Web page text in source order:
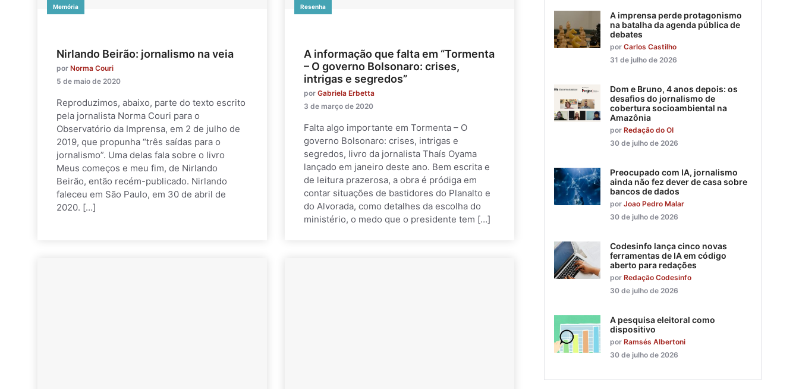
Memória
Nirlando Beirão: jornalismo na veia
por Norma Couri
5 de maio de 2020
Reproduzimos, abaixo, parte do texto escrito
pela jornalista Norma Couri para o
Observatório da Imprensa, em 2 de julho de
2019, que propunha “três saídas para o
jornalismo”. Uma delas fala sobre o livro
Meus começos e meu fim, de Nirlando
Beirão, então recém-publicado. Nirlando
faleceu em São Paulo, em 30 de abril de
2020. […]
Resenha
A informação que falta em “Tormenta
– O governo Bolsonaro: crises,
intrigas e segredos”
por Gabriela Erbetta
3 de março de 2020
Falta algo importante em Tormenta – O
governo Bolsonaro: crises, intrigas e
segredos, livro da jornalista Thaís Oyama
lançado em janeiro deste ano. Bem escrita e
de leitura prazerosa, a obra é pródiga em
contar situações de bastidores do Planalto e
do Alvorada, como detalhes da escolha do
ministério, o medo que o presidente tem […]
A imprensa perde protagonismo
na batalha da agenda pública de
debates
por Carlos Castilho
31 de julho de 2026
Dom e Bruno, 4 anos depois: os
desafios do jornalismo de
cobertura socioambiental na
Amazônia
por Redação do OI
30 de julho de 2026
Preocupado com IA, jornalismo
ainda não fez dever de casa sobre
bancos de dados
por Joao Pedro Malar
30 de julho de 2026
Codesinfo lança cinco novas
ferramentas de IA em código
aberto para redações
por Redação Codesinfo
30 de julho de 2026
A pesquisa eleitoral como
dispositivo
por Ramsés Albertoni
30 de julho de 2026